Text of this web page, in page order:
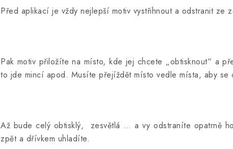
Před aplikací je vždy nejlepší motiv vystřihnout a odstranit ze
Pak motiv přiložíte na místo, kde jej chcete „obtisknout“ a
to jde mincí apod. Musíte přejíždět místo vedle místa, aby se
Až bude celý obtisklý, zesvětlá … a vy odstraníte opatrně
zpět a dřívkem uhladíte.